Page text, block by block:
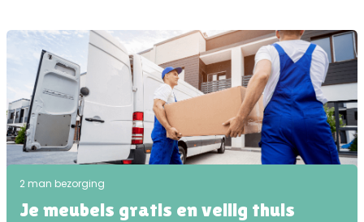
2 man bezorging
Je meubels gratis en veilig thuis